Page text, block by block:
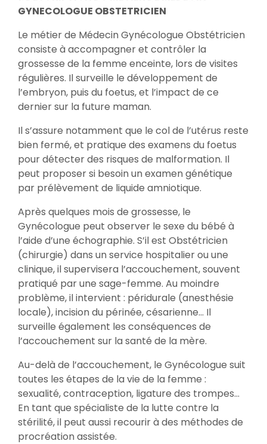
GYNECOLOGUE OBSTETRICIEN
Le métier de Médecin Gynécologue Obstétricien
consiste à accompagner et contrôler la
grossesse de la femme enceinte, lors de visites
régulières. Il surveille le développement de
l’embryon, puis du foetus, et l’impact de ce
dernier sur la future maman.
Il s’assure notamment que le col de l’utérus reste
bien fermé, et pratique des examens du foetus
pour détecter des risques de malformation. Il
peut proposer si besoin un examen génétique
par prélèvement de liquide amniotique.
Après quelques mois de grossesse, le
Gynécologue peut observer le sexe du bébé à
l’aide d’une échographie. S’il est Obstétricien
(chirurgie) dans un service hospitalier ou une
clinique, il supervisera l’accouchement, souvent
pratiqué par une sage-femme. Au moindre
problème, il intervient : péridurale (anesthésie
locale), incision du périnée, césarienne… Il
surveille également les conséquences de
l’accouchement sur la santé de la mère.
Au-delà de l’accouchement, le Gynécologue suit
toutes les étapes de la vie de la femme :
sexualité, contraception, ligature des trompes…
En tant que spécialiste de la lutte contre la
stérilité, il peut aussi recourir à des méthodes de
procréation assistée.